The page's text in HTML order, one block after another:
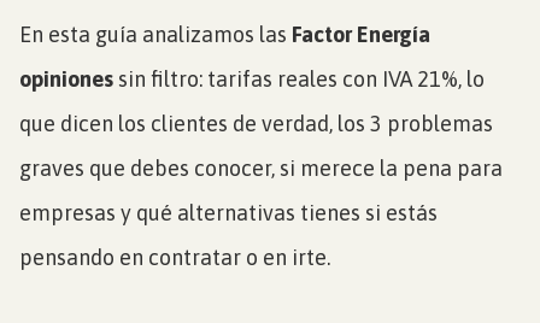
En esta guía analizamos las Factor Energía
opiniones sin filtro: tarifas reales con IVA 21%, lo
que dicen los clientes de verdad, los 3 problemas
graves que debes conocer, si merece la pena para
empresas y qué alternativas tienes si estás
pensando en contratar o en irte.